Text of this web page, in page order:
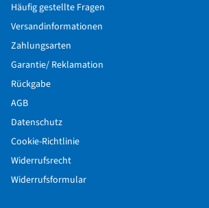
Häufig gestellte Fragen
Versandinformationen
Zahlungsarten
Garantie/ Reklamation
Rückgabe
AGB
Datenschutz
Cookie-Richtlinie
Widerrufsrecht
Widerrufsformular